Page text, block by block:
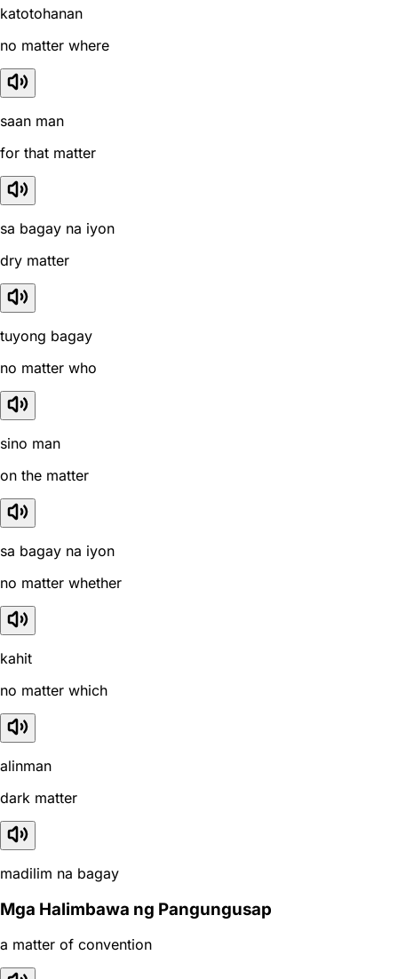
katotohanan
no matter where
saan man
for that matter
sa bagay na iyon
dry matter
tuyong bagay
no matter who
sino man
on the matter
sa bagay na iyon
no matter whether
kahit
no matter which
alinman
dark matter
madilim na bagay
Mga Halimbawa ng Pangungusap
a matter of convention